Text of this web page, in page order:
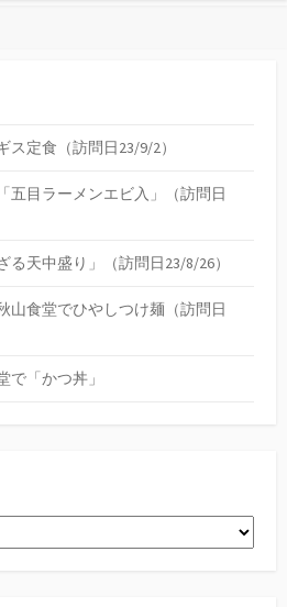
ス定食（訪問日23/9/2）
五目ラーメンエビ入」（訪問日
る天中盛り」（訪問日23/8/26）
山食堂でひやしつけ麺（訪問日
で「かつ丼」